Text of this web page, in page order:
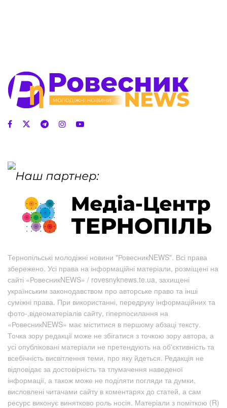
Тернопільські молодіжні новини "РовесникNEWS". Всі права
збережено. Усі права на інформаційні матеріали, розміщені на
сайті «РовесникNEWS» / rovesnyknews.te.ua, захищені
українським законодавством про авторське право та інші
суміжні права. При використанні, передруку інформаційних та
фото-,відеоматеріалів сайту, гіперпосилання на
«РовесникNEWS» має міститися в першому абзаці тексту.
Точка зору редакції може не збігатися з точкою зору автора, а
усі опубліковані матеріали не претендують на об'єктивність та
всебічність висвітлення теми, про яку йдеться. Редакція не
відповідає за достовірність та тлумачення наведеної
інформації, а також може не поділяти погляди та думки,
висловлені читачами сайту в коментарях до статей, а сам
ресурс виконує винятково роль носія. Матеріали з поміткою (R)